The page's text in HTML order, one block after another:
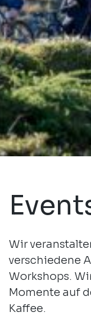
Wir
verschiedene
Workshops.
Momente auf
Kaffee.